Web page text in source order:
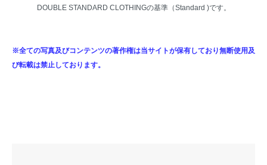
DOUBLE STANDARD CLOTHINGの基準（Standard )です。
※全ての写真及びコンテンツの著作権は当サイトが保有しており無断使用及
び転載は禁止しております。